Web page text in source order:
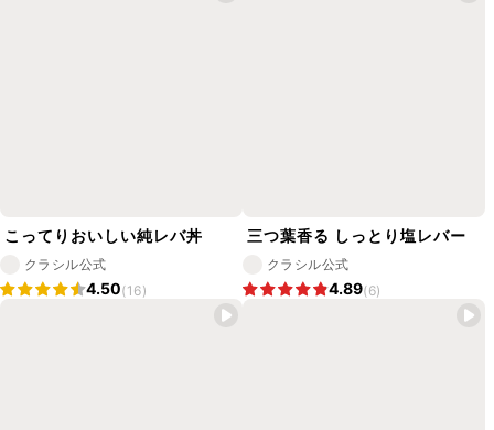
こってりおいしい純レバ丼
クラシル公式
4.50(16)
三つ葉香る しっとり塩レバー
クラシル公式
4.89(6)